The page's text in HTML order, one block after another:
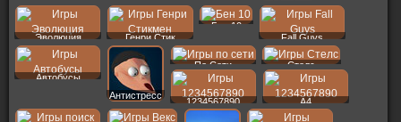
Эволюция Генри Стик
Бен 10
Fall Guys
Автобусы
Антистресс
По Сети Стелс
1234567890 A4